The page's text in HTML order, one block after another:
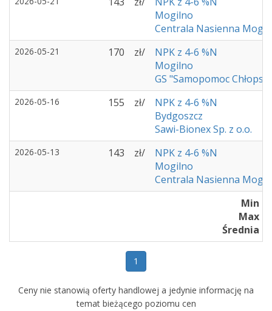
Mogilno
Centrala Nasienna
2026-05-21 170 zł/
NPK z 4-6 %N
Mogilno
GS "Samopomoc
2026-05-16 155 zł/
NPK z 4-6 %N
Bydgoszcz
Sawi-Bionex Sp. z o.o.
2026-05-13 143 zł/
NPK z 4-6 %N
Mogilno
Centrala Nasienna
Min :
Max :
Średnia :
1
Ceny nie stanowią oferty handlowej a jedynie informację na
temat bieżącego poziomu cen